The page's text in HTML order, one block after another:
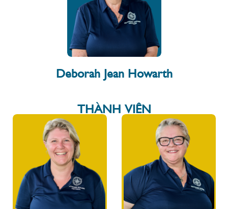
Deborah Jean Howarth
THÀNH VIÊN